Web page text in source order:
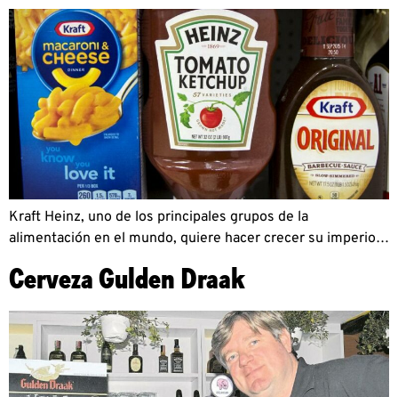
Kraft Heinz, uno de los principales grupos de la
alimentación en el mundo, quiere hacer crecer su imperio…
Cerveza Gulden Draak